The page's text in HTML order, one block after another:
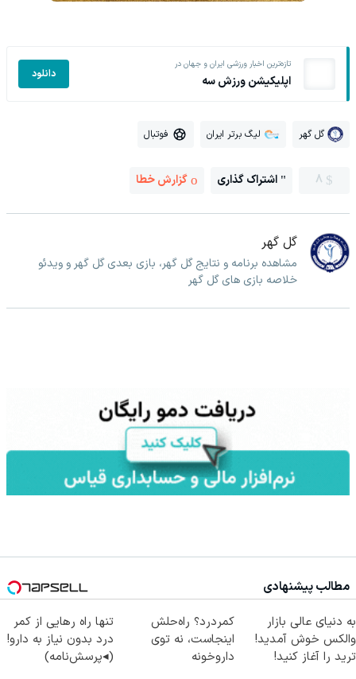
تازه‌ترین اخبار ورزشی ایران و جهان در
اپلیکیشن ورزش سه دانلود
گل گهر لیگ برتر ایران فوتبال
8 اشتراک گذاری گزارش خطا
گل گهر
مشاهده برنامه و نتایج گل گهر، بازی بعدی گل گهر و ویدئو
خلاصه بازی های گل گهر
مطالب پیشنهادی
به دنیای عالی بازار
والکس خوش آمدید!
ترید را آغاز کنید!
کمردرد؟ راه‌حلش
اینجاست، نه توی
داروخونه
تنها راه رهایی از کمر
درد بدون نیاز به دارو!
(◂پرسش‌نامه)